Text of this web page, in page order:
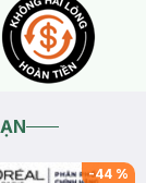
-44 %